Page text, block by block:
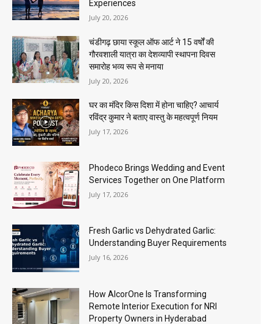
Experiences
July 20, 2026
चंडीगढ़ छाया स्कूल ऑफ आर्ट ने 15 वर्षों की
गौरवशाली यात्रा का देशव्यापी स्थापना दिवस
समारोह भव्य रूप से मनाया
July 20, 2026
घर का मंदिर किस दिशा में होना चाहिए? आचार्य
रविंद्र कुमार ने बताए वास्तु के महत्वपूर्ण नियम
July 17, 2026
Phodeco Brings Wedding and Event
Services Together on One Platform
July 17, 2026
Fresh Garlic vs Dehydrated Garlic:
Understanding Buyer Requirements
July 16, 2026
How AlcorOne Is Transforming
Remote Interior Execution for NRI
Property Owners in Hyderabad